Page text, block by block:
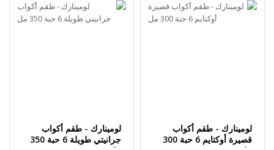
لومينارك - طقم أكواب
قصيرة أوكتايم 6 حبة 300
لومينارك - طقم أكواب
جرانيتي طويلة 6 حبة 350